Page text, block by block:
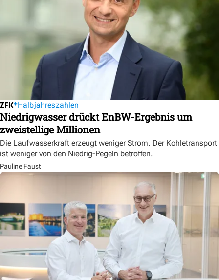
Halbjahreszahlen
Niedrigwasser drückt EnBW-Ergebnis um
zweistellige Millionen
Die Laufwasserkraft erzeugt weniger Strom. Der Kohletransport
ist weniger von den Niedrig-Pegeln betroffen.
Pauline Faust